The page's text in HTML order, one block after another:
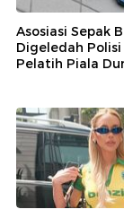
Asosiasi Sepak
Digeledah
Pelatih Piala